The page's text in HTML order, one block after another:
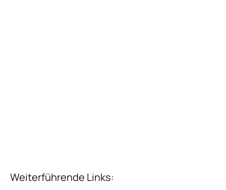
Weiterführende Links: